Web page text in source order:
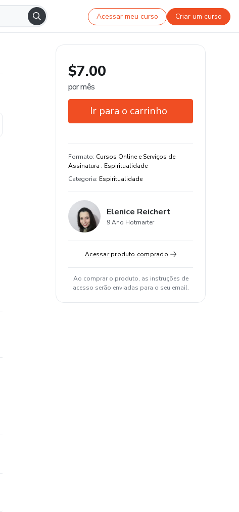
Acessar meu curso Criar um curso
$7.00
por mês
Ir para o carrinho
Estude do seu jeito e em qualquer
dispositivo
14 aula de conteúdo original
Formato: Cursos Online e Serviços de
Assinatura . Espiritualidade
Categoria: Espiritualidade
Elenice Reichert
9 Ano Hotmarter
Acessar produto comprado
Ao comprar o produto, as instruções de
acesso serão enviadas para o seu email.